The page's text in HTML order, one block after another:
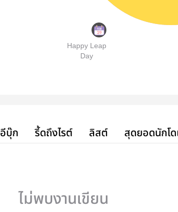
Happy Leap
Day
อีบุ๊ก รี้ดถึงไรต์ ลิสต์ สุดยอดนักโ
ไม่พบงานเขียน